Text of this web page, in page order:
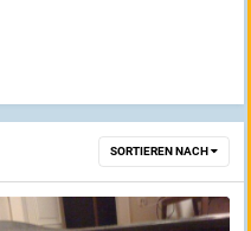
SORTIEREN NACH